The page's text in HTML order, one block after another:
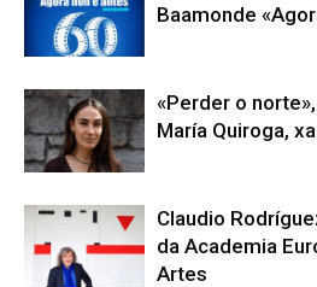
Baamonde
«Perder o
María Quiroga,
Claudio
da Academia
Artes